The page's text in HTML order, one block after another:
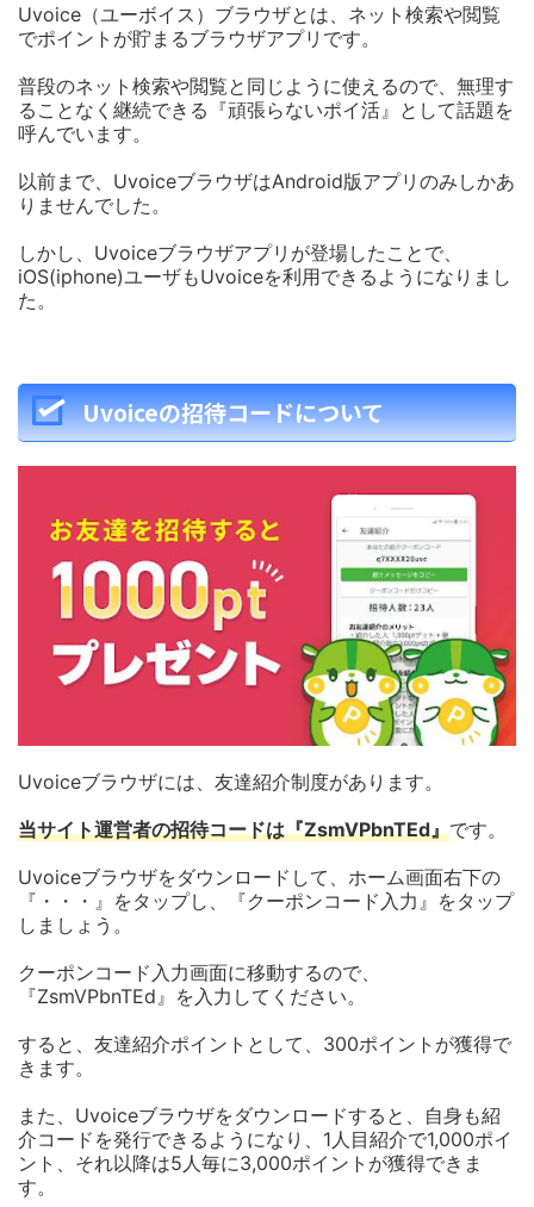
Uvoice（ユーボイス）ブラウザとは、ネット検索や閲覧
でポイントが貯まるブラウザアプリです。
普段のネット検索や閲覧と同じように使えるので、無理す
ることなく継続できる『頑張らないポイ活』として話題を
呼んでいます。
以前まで、UvoiceブラウザはAndroid版アプリのみしかあ
りませんでした。
しかし、Uvoiceブラウザアプリが登場したことで、
iOS(iphone)ユーザもUvoiceを利用できるようになりまし
た。
Uvoiceの招待コードについて
Uvoiceブラウザには、友達紹介制度があります。
当サイト運営者の招待コードは『ZsmVPbnTEd』です。
Uvoiceブラウザをダウンロードして、ホーム画面右下の
『・・・』をタップし、『クーポンコード入力』をタップ
しましょう。
クーポンコード入力画面に移動するので、
『ZsmVPbnTEd』を入力してください。
すると、友達紹介ポイントとして、300ポイントが獲得で
きます。
また、Uvoiceブラウザをダウンロードすると、自身も紹
介コードを発行できるようになり、1人目紹介で1,000ポイ
ント、それ以降は5人毎に3,000ポイントが獲得できま
す。